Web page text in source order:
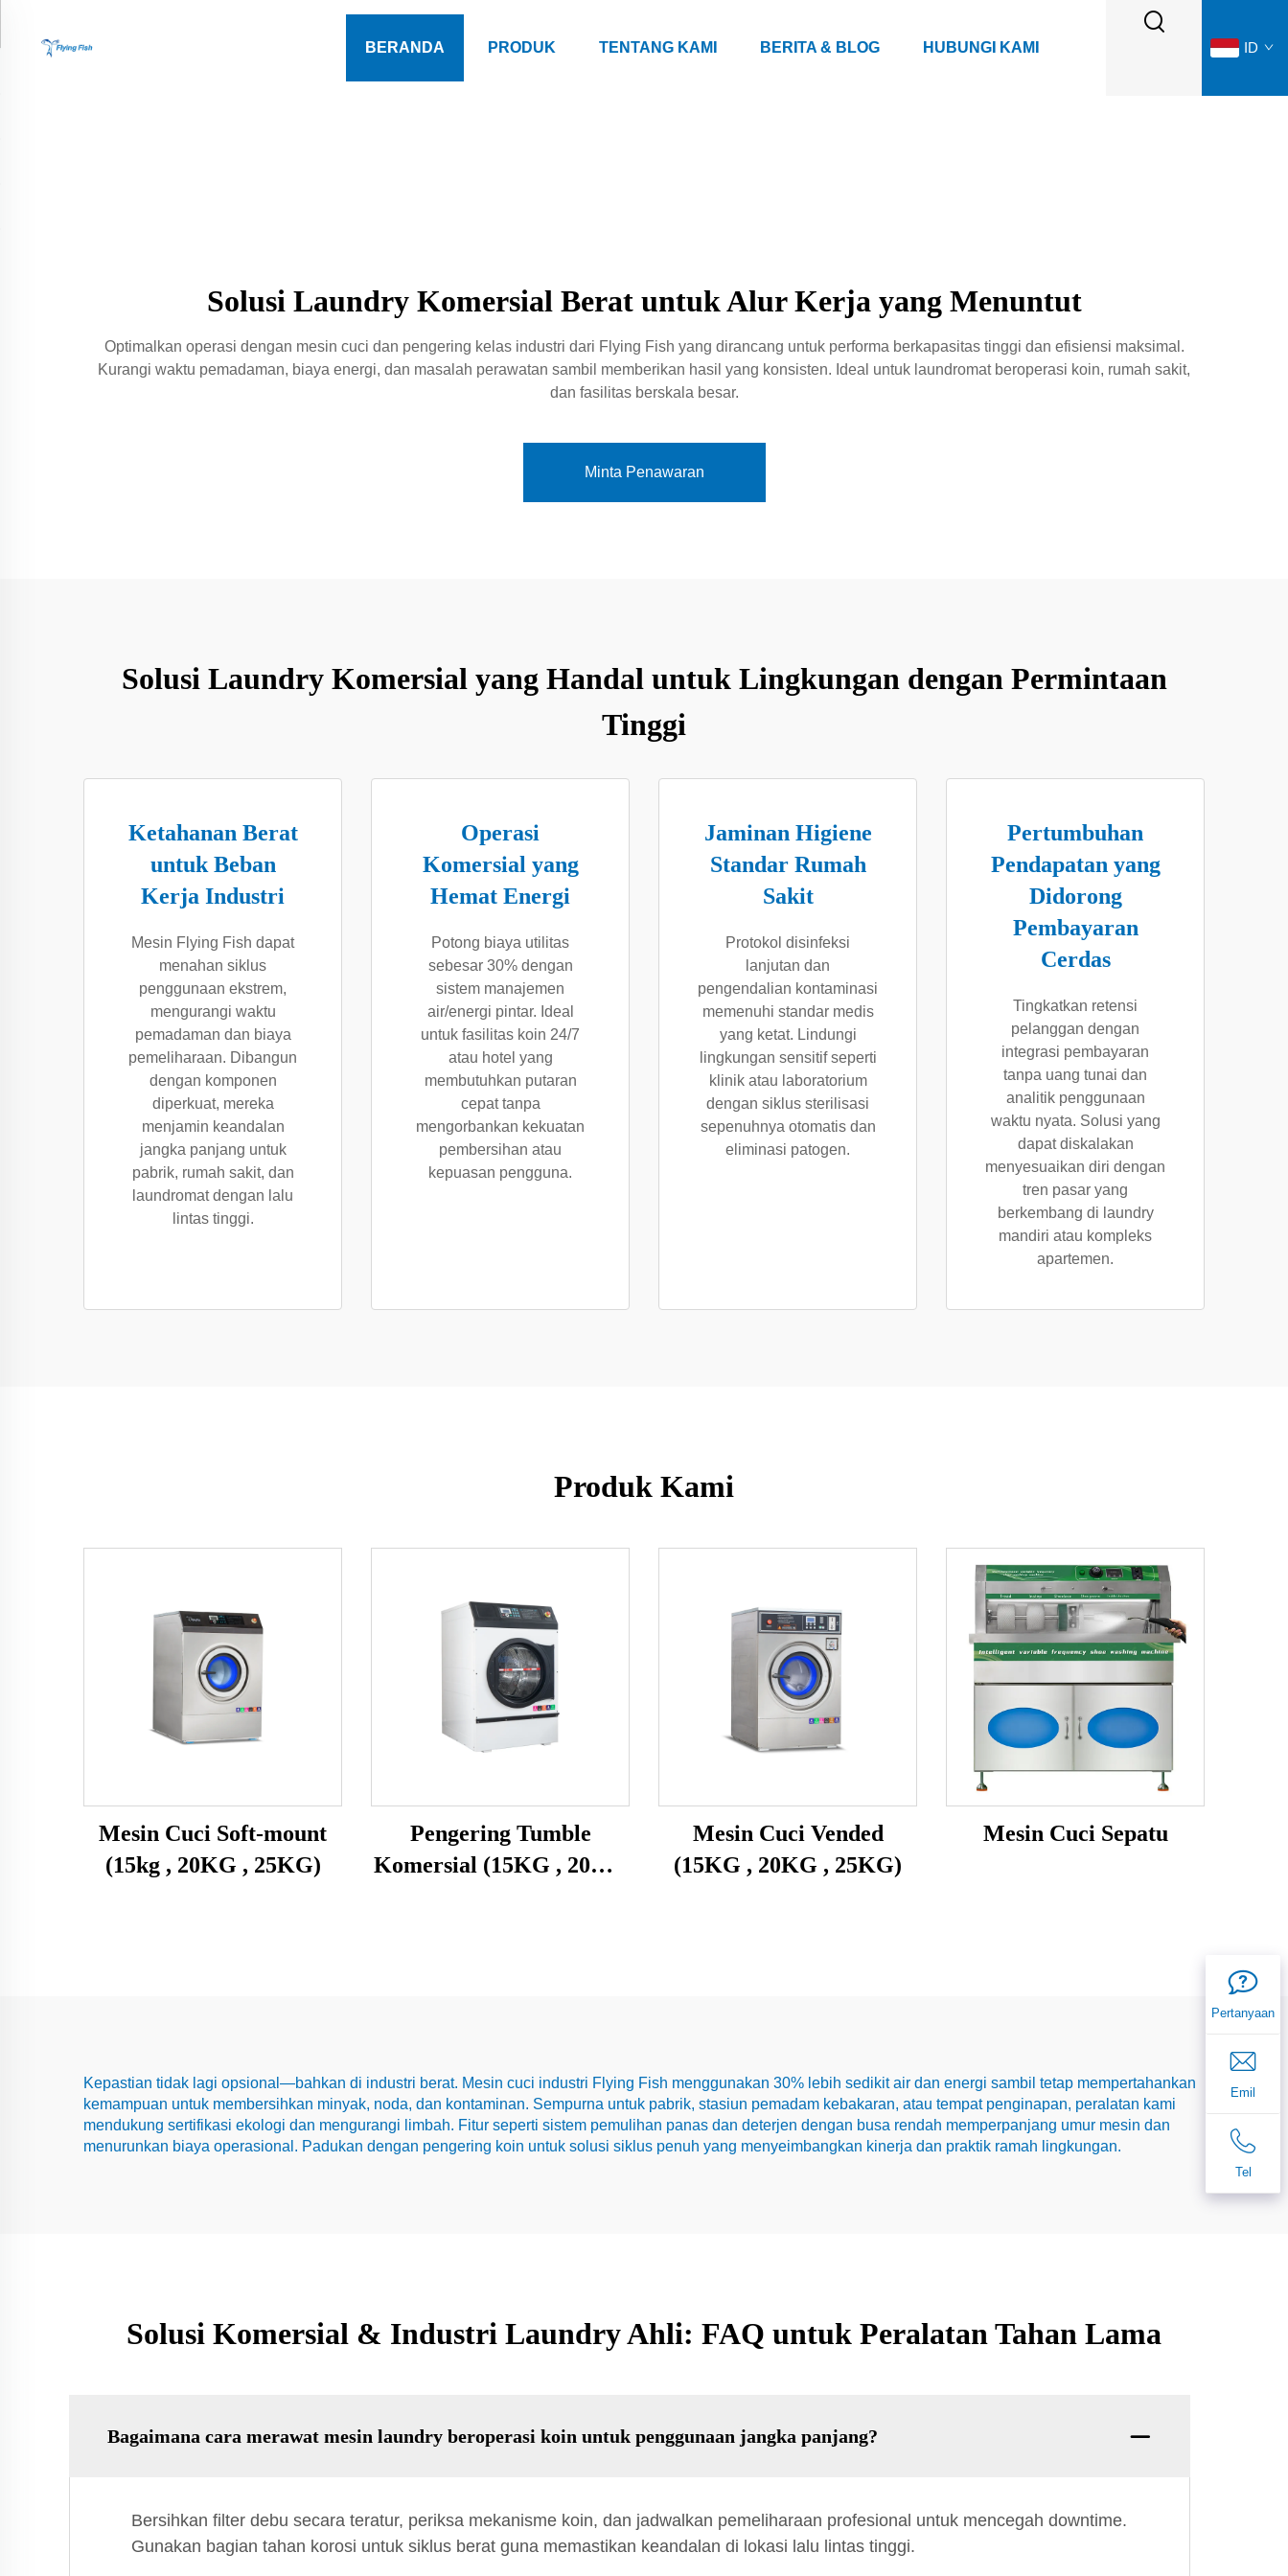
BERANDA PRODUK TENTANG KAMI BERITA & BLOG HUBUNGI KAMI ID
Solusi Laundry Komersial Berat untuk Alur Kerja yang Menuntut
Optimalkan operasi dengan mesin cuci dan pengering kelas industri dari Flying Fish yang dirancang untuk performa berkapasitas tinggi dan efisiensi maksimal.
Kurangi waktu pemadaman, biaya energi, dan masalah perawatan sambil memberikan hasil yang konsisten. Ideal untuk laundromat beroperasi koin, rumah sakit,
dan fasilitas berskala besar.
Minta Penawaran
Solusi Laundry Komersial yang Handal untuk Lingkungan dengan Permintaan
Tinggi
Ketahanan Berat
untuk Beban
Kerja Industri
Mesin Flying Fish dapat
menahan siklus
penggunaan ekstrem,
mengurangi waktu
pemadaman dan biaya
pemeliharaan. Dibangun
dengan komponen
diperkuat, mereka
menjamin keandalan
jangka panjang untuk
pabrik, rumah sakit, dan
laundromat dengan lalu
lintas tinggi.
Operasi
Komersial yang
Hemat Energi
Potong biaya utilitas
sebesar 30% dengan
sistem manajemen
air/energi pintar. Ideal
untuk fasilitas koin 24/7
atau hotel yang
membutuhkan putaran
cepat tanpa
mengorbankan kekuatan
pembersihan atau
kepuasan pengguna.
Jaminan Higiene
Standar Rumah
Sakit
Protokol disinfeksi
lanjutan dan
pengendalian kontaminasi
memenuhi standar medis
yang ketat. Lindungi
lingkungan sensitif seperti
klinik atau laboratorium
dengan siklus sterilisasi
sepenuhnya otomatis dan
eliminasi patogen.
Pertumbuhan
Pendapatan yang
Didorong
Pembayaran
Cerdas
Tingkatkan retensi
pelanggan dengan
integrasi pembayaran
tanpa uang tunai dan
analitik penggunaan
waktu nyata. Solusi yang
dapat diskalakan
menyesuaikan diri dengan
tren pasar yang
berkembang di laundry
mandiri atau kompleks
apartemen.
Produk Kami
Mesin Cuci Soft-mount
(15kg , 20KG , 25KG)
Pengering Tumble
Komersial (15KG , 20KG
Mesin Cuci Vended
(15KG , 20KG , 25KG)
Mesin Cuci Sepatu
Kepastian tidak lagi opsional—bahkan di industri berat. Mesin cuci industri Flying Fish menggunakan 30% lebih sedikit air dan energi sambil tetap mempertahankan
kemampuan untuk membersihkan minyak, noda, dan kontaminan. Sempurna untuk pabrik, stasiun pemadam kebakaran, atau tempat penginapan, peralatan kami
mendukung sertifikasi ekologi dan mengurangi limbah. Fitur seperti sistem pemulihan panas dan deterjen dengan busa rendah memperpanjang umur mesin dan
menurunkan biaya operasional. Padukan dengan pengering koin untuk solusi siklus penuh yang menyeimbangkan kinerja dan praktik ramah lingkungan.
Solusi Komersial & Industri Laundry Ahli: FAQ untuk Peralatan Tahan Lama
Bagaimana cara merawat mesin laundry beroperasi koin untuk penggunaan jangka panjang?
Bersihkan filter debu secara teratur, periksa mekanisme koin, dan jadwalkan pemeliharaan profesional untuk mencegah downtime.
Gunakan bagian tahan korosi untuk siklus berat guna memastikan keandalan di lokasi lalu lintas tinggi.
Pertanyaan
Emil
Tel